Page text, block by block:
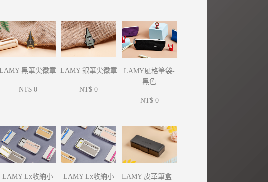
LAMY 黑筆尖徽章
NT$ 0
LAMY 銀筆尖徽章
NT$ 0
LAMY風格筆袋-
黑色
NT$ 0
LAMY Lx收納小
LAMY Lx收納小
LAMY 皮革筆盒 –